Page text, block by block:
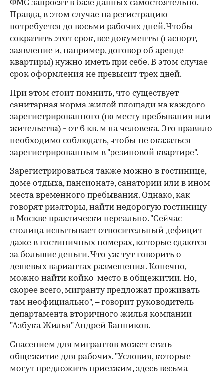
ФМС запросят в базе данных самостоятельно.
Правда, в этом случае на регистрацию
потребуется до восьми рабочих дней. Чтобы
сократить этот срок, все документы (паспорт,
заявление и, например, договор об аренде
квартиры) нужно иметь при себе. В этом случае
срок оформления не превысит трех дней.
При этом стоит помнить, что существует
санитарная норма жилой площади на каждого
зарегистрированного (по месту пребывания или
жительства) - от 6 кв. м на человека. Это правило
необходимо соблюдать, чтобы не оказаться
зарегистрированным в "резиновой квартире".
Зарегистрироваться также можно в гостинице,
доме отдыха, пансионате, санатории или в ином
места временного пребывания. Однако, как
говорят риэлторы, найти недорогую гостиницу
в Москве практически нереально. "Сейчас
столица испытывает относительный дефицит
даже в гостиничных номерах, которые сдаются
за большие деньги. Что уж тут говорить о
дешевых вариантах размещения. Конечно,
можно найти койко-место в общежитии. Но,
скорее всего, мигранту предложат проживать
там неофициально", – говорит руководитель
департамента вторичного жилья компании
"Азбука Жилья" Андрей Банников.
Спасением для мигрантов может стать
общежитие для рабочих. "Условия, которые
могут предложить приезжим, здесь весьма